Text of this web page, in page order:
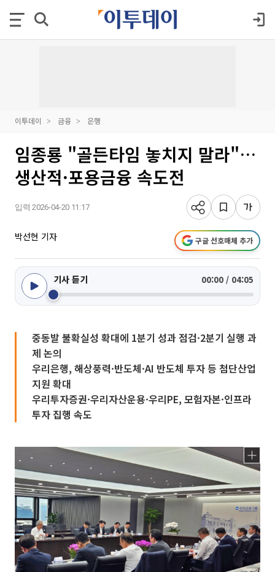
이투데이 금융 은행
임종룡 "골든타임 놓치지 말라"…
생산적·포용금융 속도전
입력 2026-04-20 11:17
박선현 기자 구글 선호매체 추가
기사 듣기 00:00 / 04:05
중동발 불확실성 확대에 1분기 성과 점검·2분기 실행 과
제 논의
우리은행, 해상풍력·반도체·AI 반도체 투자 등 첨단산업
지원 확대
우리투자증권·우리자산운용·우리PE, 모험자본·인프라
투자 집행 속도